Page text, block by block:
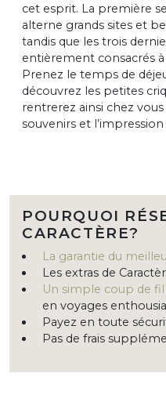
cet esprit. La première
alterne grands sites et
tandis que les trois
entièrement consacrés à
Prenez le temps de
découvrez les petites
rentrerez ainsi chez
souvenirs et
POURQUOI
CARACTÈRE?
La garantie du
Les extras de
Un simple coup de
en voyages
Payez en toute
Pas de frais